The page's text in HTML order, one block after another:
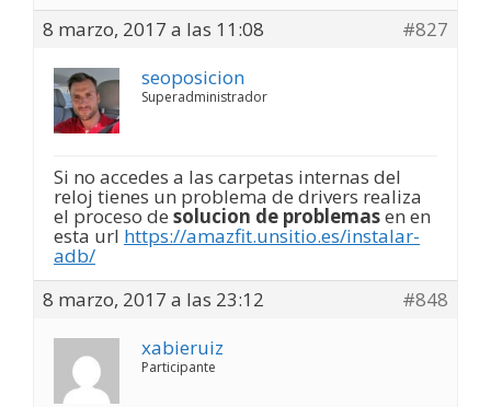
8 marzo, 2017 a las 11:08
#827
seoposicion
Superadministrador
Si no accedes a las carpetas internas del
reloj tienes un problema de drivers realiza
el proceso de solucion de problemasen en
esta url https://amazfit.unsitio.es/instalar-
adb/
8 marzo, 2017 a las 23:12
#848
xabieruiz
Participante